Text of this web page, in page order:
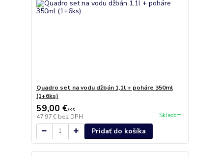
Quadro set na vodu džbán 1,1l + poháre 350ml
(1+6ks)
59,00 €/ks
47,97 € bez DPH Skladom
Pridať do košíka